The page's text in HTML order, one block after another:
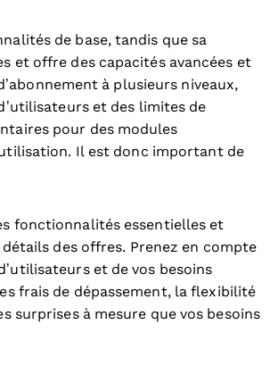
de base, tandis que sa
et offre des capacités avancées et
à plusieurs niveaux,
et des limites de
pour des modules
Il est donc important de
fonctionnalités essentielles et
des offres. Prenez en compte
et de vos besoins
frais de dépassement, la flexibilité
surprises à mesure que vos besoins